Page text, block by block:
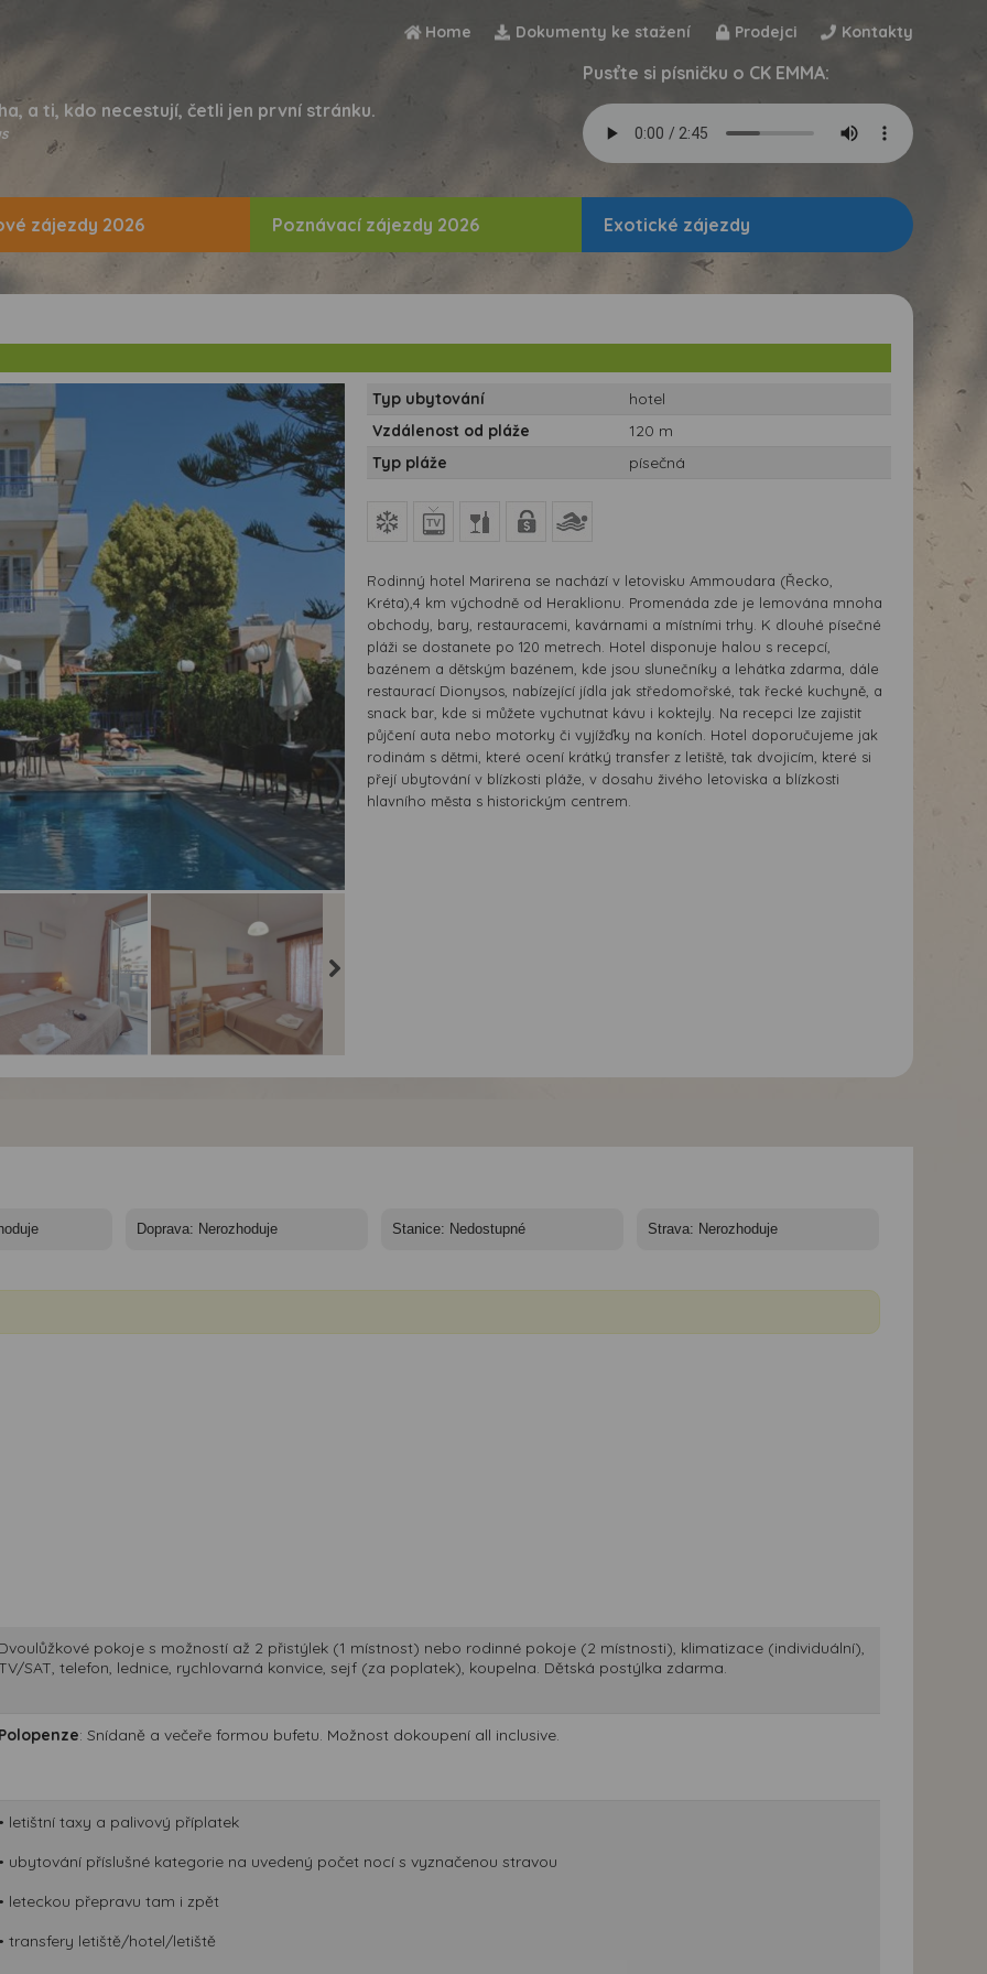
Home Dokumenty ke stažení Prodejci Kontakty
a ti, kdo necestují, četli jen první stránku.
Pusťte si písničku o CK EMMA:
zájezdy 2026 Poznávací zájezdy 2026 Exotické zájezdy
Typ ubytování
hotel
Vzdálenost od pláže
120 m
Typ pláže
písečná
Rodinný hotel Marirena se nachází v letovisku Ammoudara (Řecko,
Kréta),4 km východně od Heraklionu. Promenáda zde je lemována mnoha
obchody, bary, restauracemi, kavárnami a místními trhy. K dlouhé písečné
pláži se dostanete po 120 metrech. Hotel disponuje halou s recepcí,
bazénem a dětským bazénem, kde jsou slunečníky a lehátka zdarma, dále
restaurací Dionysos, nabízející jídla jak středomořské, tak řecké kuchyně, a
snack bar, kde si můžete vychutnat kávu i koktejly. Na recepci lze zajistit
půjčení auta nebo motorky či vyjížďky na koních. Hotel doporučujeme jak
rodinám s dětmi, které ocení krátký transfer z letiště, tak dvojicím, které si
přejí ubytování v blízkosti pláže, v dosahu živého letoviska a blízkosti
hlavního města s historickým centrem.
pokoje s možností až 2 přistýlek (1 místnost) nebo rodinné pokoje (2 místnosti), klimatizace (individuální),
SAT, telefon, lednice, rychlovarná konvice, sejf (za poplatek), koupelna. Dětská postýlka zdarma.
: Snídaně a večeře formou bufetu. Možnost dokoupení all inclusive.
letištní taxy a palivový příplatek
ubytování příslušné kategorie na uvedený počet nocí s vyznačenou stravou
leteckou přepravu tam i zpět
transfery letiště/hotel/letiště